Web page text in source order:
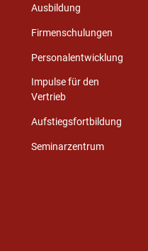
Ausbildung
Firmenschulungen
Personalentwicklung
Impulse für den
Vertrieb
Aufstiegsfortbildung
Seminarzentrum